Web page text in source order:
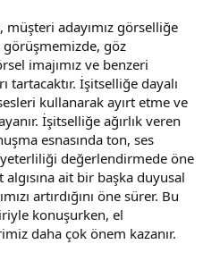
müşteri adayımız görselliğe
göz
imajımız ve benzeri
tartacaktır. İşitselliğe dayalı
kullanarak ayırt etme ve
İşitselliğe ağırlık veren
esnasında ton, ses
yeterliliği değerlendirmede öne
ait bir başka duyusal
artırdığını öne sürer. Bu
konuşurken, el
daha çok önem kazanır.